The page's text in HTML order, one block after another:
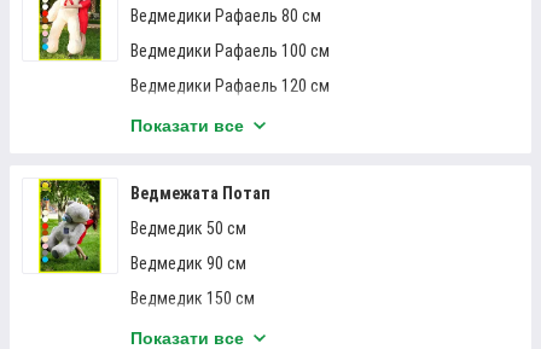
Крім м'яких іграшок, у нас ви можете
товари, які представлені в нашому каталозі, виготовлені з
якісних розхідників та є безпечними як для дорослих, так і
ВЕДМЕДИК ПЛЮШЕВИЙ: ХІТИ
ПРОДАЖІВ
Ведмедики Рафаель 80 см
Ведмедики Рафаель 100 см
Ведмедики Рафаель 120 см
Ведмедики Рафаель 140 см
Ведмедики Рафаель 180 см
Ведмедики 200 см
Показати все
Ведмежата Потап
Ведмедик 50 см
Ведмедик 90 см
Ведмедик 150 см
Ведмедик Потап 180 см
Показати все